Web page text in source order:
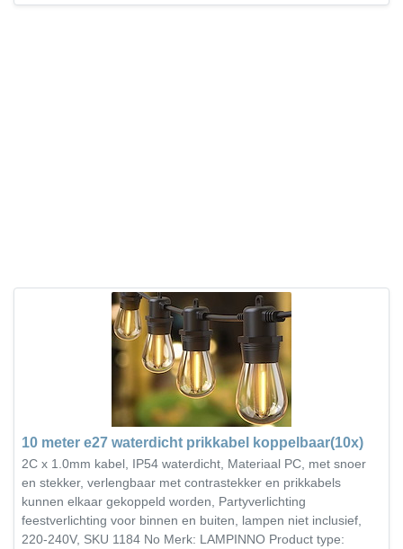
10 meter e27 waterdicht prikkabel koppelbaar(10x)
2C x 1.0mm kabel, IP54 waterdicht, Materiaal PC, met snoer
en stekker, verlengbaar met contrastekker en prikkabels
kunnen elkaar gekoppeld worden, Partyverlichting
feestverlichting voor binnen en buiten, lampen niet inclusief,
220-240V, SKU 1184 No Merk: LAMPINNO Product type: